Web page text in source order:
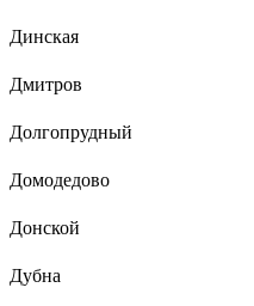
Динская
Дмитров
Долгопрудный
Домодедово
Донской
Дубна